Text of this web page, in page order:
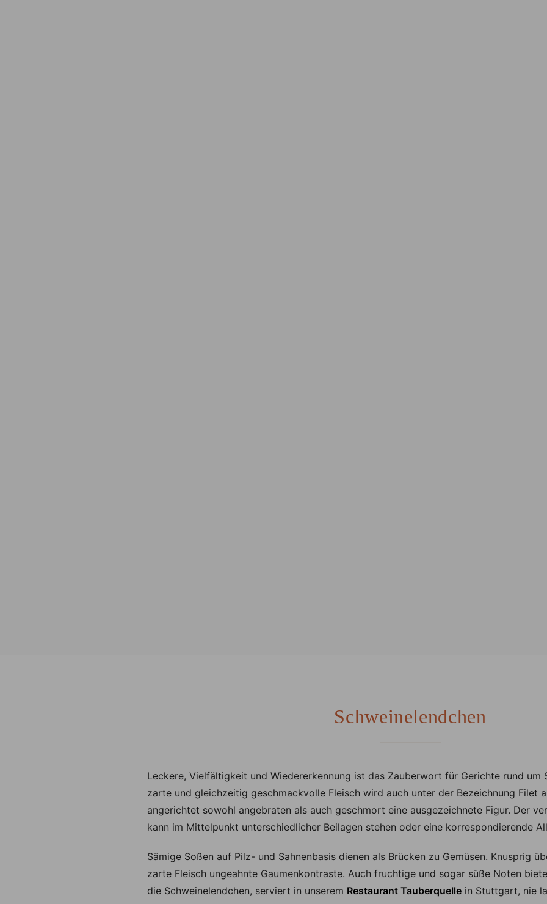
Schweinelendchen
Leckere, Vielfältigkeit und Wiedererkennung ist das Zauberwort für Gerichte rund um
zarte und gleichzeitig geschmackvolle Fleisch wird auch unter der Bezeichnung Filet
angerichtet sowohl angebraten als auch geschmort eine ausgezeichnete Figur. Der
kann im Mittelpunkt unterschiedlicher Beilagen stehen oder eine korrespondierende
Sämige Soßen auf Pilz- und Sahnenbasis dienen als Brücken zu Gemüsen. Knusprig
zarte Fleisch ungeahnte Gaumenkontraste. Auch fruchtige und sogar süße Noten
die Schweinelendchen, serviert in unserem Restaurant Tauberquelle in Stuttgart, nie